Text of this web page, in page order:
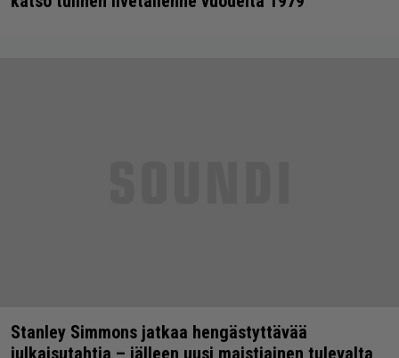
Stanley Simmons jatkaa hengästyttävää
julkaisutahtia – jälleen uusi maistiainen tulevalta